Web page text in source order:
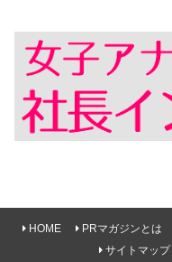
HOME PRマガジンとは
サイトマップ